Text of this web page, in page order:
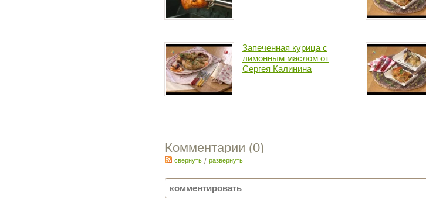
Запеченная курица с
лимонным маслом от
Сергея Калинина
Комментарии (0)
свернуть/ развернуть